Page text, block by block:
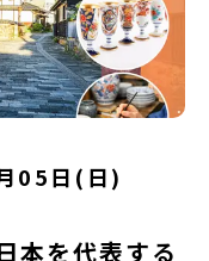
スマホじゃわからない
からない、その地域な
！カヌーに乗ったり、
ます！🔥 ②「初めまし
新しいことに挑戦した
る同世代の中学生が大
り合えば、たった数日
なんと【無料】！親元
スタッフがしっかりサ
ーーーーーーーーーー
（アーカイブ配信）
05日(日)
本を代表する